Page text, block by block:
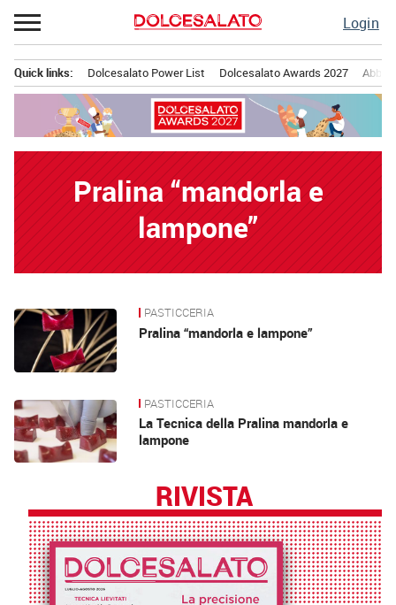
Passa
al
Login
principale
Quick links: Dolcesalato Power List Dolcesalato Awards 2027
Pralina “mandorla e
lampone”
News PASTICCERIA
Pralina “mandorla e lampone”
PASTICCERIA
La Tecnica della Pralina mandorla e
lampone
RIVISTA